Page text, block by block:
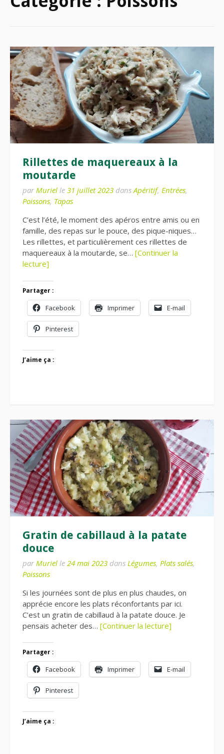
Rillettes de maquereaux à la
moutarde
par Muriel le 31 juillet 2023 dansApéritif, Entrées,
Poissons, Tapas
C’est l’été, le moment des apéros entre amis ou en
famille, des repas sur le pouce, des pique-niques…
Les rillettes, et particulièrement ces rillettes de
maquereaux à la moutarde, se… [Continuer la
lecture]
Partager :
Facebook Imprimer E-mail
Pinterest
J’aime ça :
Gratin de cabillaud à la patate
douce
par Muriel le 24 mai 2023 dans Légumes, Plats salés,
Poissons
Si les journées sont de plus en plus chaudes, on
apprécie encore les plats réconfortants par ici.
C’est un gratin de cabillaud à la patate douce. Je
pensais acheter des… [Continuer la lecture]
Partager :
Facebook Imprimer E-mail
Pinterest
J’aime ça :